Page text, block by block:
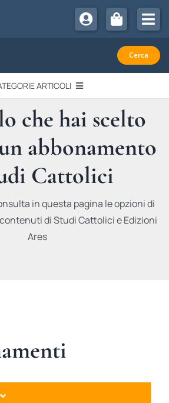
Cerca
ARTICOLI
EDITORIALI
QUESTO NUMERO
RECENSIONI
che hai scelto
abbonamento
Cattolici
in questa pagina le opzioni di
di Studi Cattolici e Edizioni
Ares